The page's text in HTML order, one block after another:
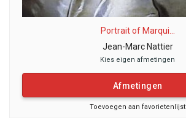
Portrait of Marqui...
Jean-Marc Nattier
Kies eigen afmetingen
Afmetingen
Toevoegen aan favorietenlijst